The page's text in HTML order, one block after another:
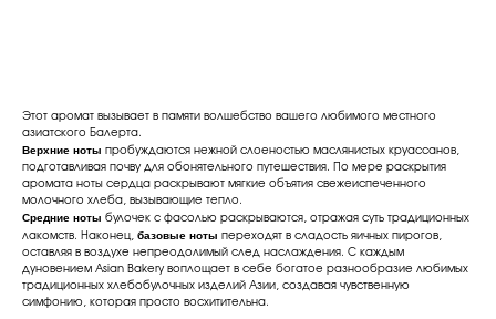
Этот аромат вызывает в памяти волшебство вашего любимого местного
азиатского Балерта.
Верхние ноты пробуждаются нежной слоеностью маслянистых круассанов,
подготавливая почву для обонятельного путешествия. По мере раскрытия
аромата ноты сердца раскрывают мягкие объятия свежеиспеченного
молочного хлеба, вызывающие тепло.
Средние ноты булочек с фасолью раскрываются, отражая суть традиционных
лакомств. Наконец, базовые ноты переходят в сладость яичных пирогов,
оставляя в воздухе непреодолимый след наслаждения. С каждым
дуновением Asian Bakery воплощает в себе богатое разнообразие любимых
традиционных хлебобулочных изделий Азии, создавая чувственную
симфонию, которая просто восхитительна.